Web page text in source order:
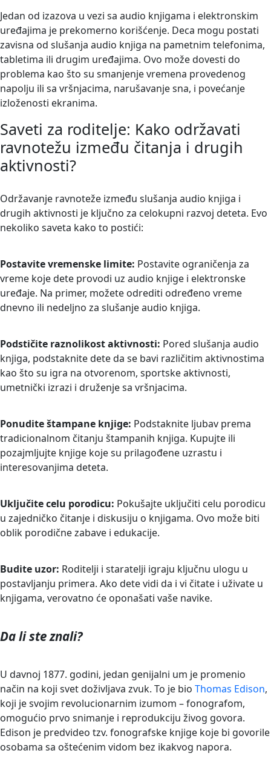
Jedan od izazova u vezi sa audio knjigama i elektronskim
uređajima je prekomerno korišćenje. Deca mogu postati
zavisna od slušanja audio knjiga na pametnim telefonima,
tabletima ili drugim uređajima. Ovo može dovesti do
problema kao što su smanjenje vremena provedenog
napolju ili sa vršnjacima, narušavanje sna, i povećanje
izloženosti ekranima.
Saveti za roditelje: Kako održavati
ravnotežu između čitanja i drugih
aktivnosti?
Održavanje ravnoteže između slušanja audio knjiga i
drugih aktivnosti je ključno za celokupni razvoj deteta. Evo
nekoliko saveta kako to postići:
Postavite vremenske limite: Postavite ograničenja za
vreme koje dete provodi uz audio knjige i elektronske
uređaje. Na primer, možete odrediti određeno vreme
dnevno ili nedeljno za slušanje audio knjiga.
Podstičite raznolikost aktivnosti: Pored slušanja audio
knjiga, podstaknite dete da se bavi različitim aktivnostima
kao što su igra na otvorenom, sportske aktivnosti,
umetnički izrazi i druženje sa vršnjacima.
Ponudite štampane knjige: Podstaknite ljubav prema
tradicionalnom čitanju štampanih knjiga. Kupujte ili
pozajmljujte knjige koje su prilagođene uzrastu i
interesovanjima deteta.
Uključite celu porodicu: Pokušajte uključiti celu porodicu
u zajedničko čitanje i diskusiju o knjigama. Ovo može biti
oblik porodične zabave i edukacije.
Budite uzor: Roditelji i staratelji igraju ključnu ulogu u
postavljanju primera. Ako dete vidi da i vi čitate i uživate u
knjigama, verovatno će oponašati vaše navike.
Da li ste znali?
U davnoj 1877. godini, jedan genijalni um je promenio
način na koji svet doživljava zvuk. To je bio Thomas Edison,
koji je svojim revolucionarnim izumom – fonografom,
omogućio prvo snimanje i reprodukciju živog govora.
Edison je predvideo tzv. fonografske knjige koje bi govorile
osobama sa oštećenim vidom bez ikakvog napora.